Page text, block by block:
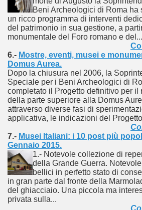
Beni Archeologici di Roma ha
un ricco programma di interventi
del patrimonio in sua gestione, a
monumentale del Foro romano e del...
6.- Mostre, eventi, musei e
Domus Aurea.
Dopo la chiusura nel 2006, la
Speciale per i Beni Archeologici di
completato il Progetto definitivo per il
della parte superiore alla Domus
attraverso diverse fasi di
applicativa, le indicazioni del
7.- Musei Italiani: i 10 post più
Gennaio 2015.
1.- Notevole collezione di
della Grande Guerra.
bellici in perfetto stato di
in gran parte dal fronte della
del ghiacciaio. Una piccola ma
privata sulla...
del mese di Giugno 2013.
del mese di Luglio 2013.
l’evoluzione storica della
nell'etere".
del mese di Gennaio 2014.